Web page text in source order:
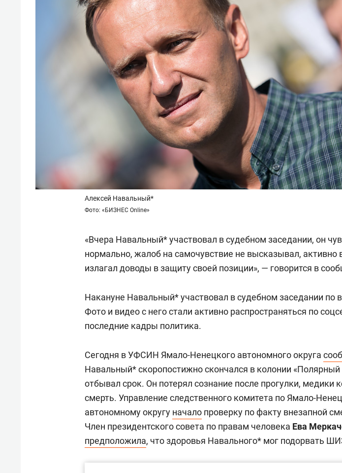
Алексей Навальный*
Фото: «БИЗНЕС Online»
«Вчера Навальный* участвовал в судебном заседании, он
нормально, жалоб на самочувствие не высказывал, активно
излагал доводы в защиту своей позиции», — говорится в
Накануне Навальный* участвовал в судебном заседании по
Фото и видео с него стали активно распространяться по
последние кадры политика.
Сегодня в УФСИН Ямало-Ненецкого автономного округа
Навальный* скоропостижно скончался в колонии «Полярный
отбывал срок. Он потерял сознание после прогулки, медики
смерть. Управление следственного комитета по Ямало-
автономному округу начало проверку по факту внезапной
Член президентского совета по правам человека Ева
предположила, что здоровья Навального* мог подорвать